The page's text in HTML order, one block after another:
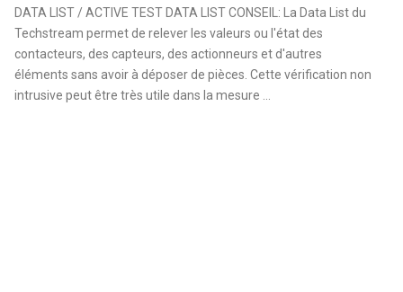
DATA LIST / ACTIVE TEST DATA LIST CONSEIL: La Data List du
Techstream permet de relever les valeurs ou l'état des
contacteurs, des capteurs, des actionneurs et d'autres
éléments sans avoir à déposer de pièces. Cette vérification non
intrusive peut être très utile dans la mesure ...